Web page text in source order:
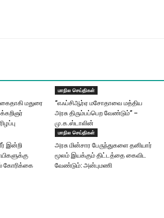
கைதாகி மதுரை
மாநில செய்திகள்
“எஃப்சிஆர்ஏ மசோதாவை மத்திய
அரசு திரும்பப்பெற வேண்டும்” –
மு.க.ஸ்டாலின்
இன்றி
கோரிக்கை
மாநில செய்திகள்
அரசு மின்சார பேருந்துகளை தனியார்
மூலம் இயக்கும் திட்டத்தை கைவிட
வேண்டும்: அன்புமணி